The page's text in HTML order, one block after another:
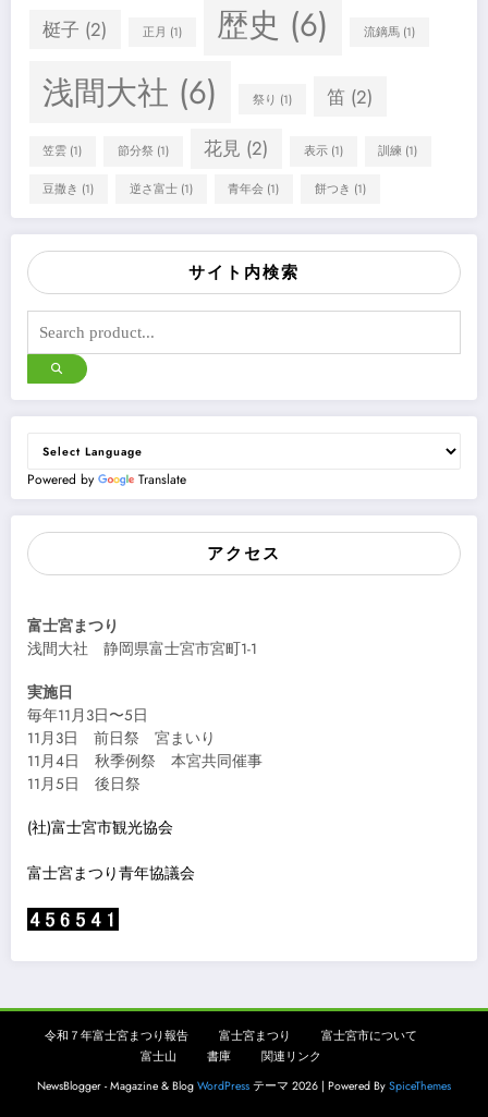
梃子 (2) 正月 (1) 歴史 (6) 流鏑馬(1)
浅間大社 (6) 祭り (1) 笛 (2)
笠雲 (1) 節分祭(1) 花見 (2) 表示(1) 訓練 (1)
豆撒き (1) 逆さ富士(1) 青年会 (1) 餅つき (1)
サイト内検索
Powered by Translate
アクセス
富士宮まつり
浅間大社 静岡県富士宮市宮町1-1
実施日
毎年11月3日〜5日
11月3日 前日祭 宮まいり
11月4日 秋季例祭 本宮共同催事
11月5日 後日祭
(社)富士宮市観光協会
富士宮まつり青年協議会
令和７年富士宮まつり報告 富士宮まつり
富士宮市について
富士山
書庫
関連リンク
NewsBlogger - Magazine & Blog WordPress テーマ 2026 | Powered By SpiceThemes